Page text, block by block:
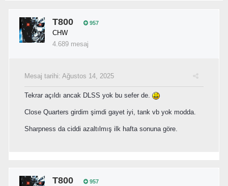
T800 957
CHW
4.689 mesaj
Mesaj tarihi: Ağustos 14, 2025
Tekrar açıldı ancak DLSS yok bu sefer de.
Close Quarters girdim şimdi gayet iyi, tank vb yok modda.
Sharpness da ciddi azaltılmış ilk hafta sonuna göre.
T800 957